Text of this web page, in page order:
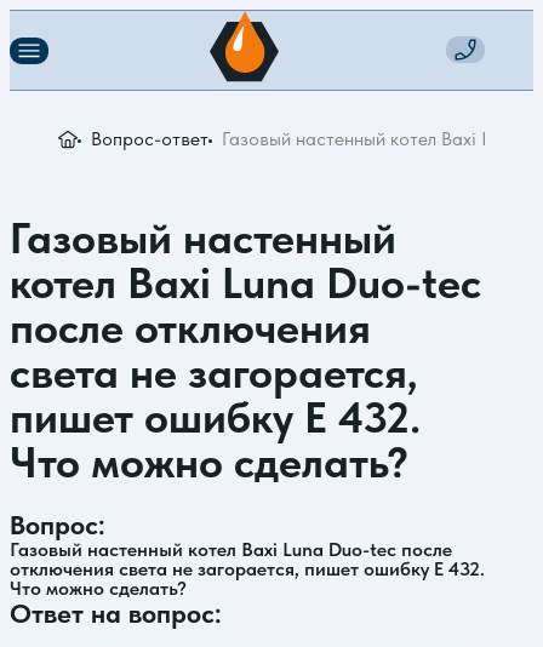
Вопрос-ответ Газовый настенный котел Baxi Luna
Газовый настенный
котел Baxi Luna Duo-tec
после отключения
света не загорается,
пишет ошибку Е 432.
Что можно сделать?
Вопрос:
Газовый настенный котел Baxi Luna Duo-tec после
отключения света не загорается, пишет ошибку Е 432.
Что можно сделать?
Ответ на вопрос: